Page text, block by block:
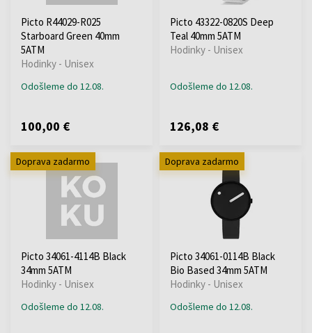
Picto R44029-R025
Starboard Green 40mm
5ATM
Hodinky - Unisex
Odošleme do 12.08.
100,00 €
Picto 43322-0820S Deep
Teal 40mm 5ATM
Hodinky - Unisex
Odošleme do 12.08.
126,08 €
Doprava zadarmo
Picto 34061-4114B Black
34mm 5ATM
Hodinky - Unisex
Odošleme do 12.08.
Doprava zadarmo
Picto 34061-0114B Black
Bio Based 34mm 5ATM
Hodinky - Unisex
Odošleme do 12.08.